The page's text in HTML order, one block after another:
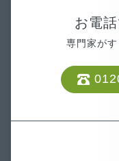
お電
専門家が